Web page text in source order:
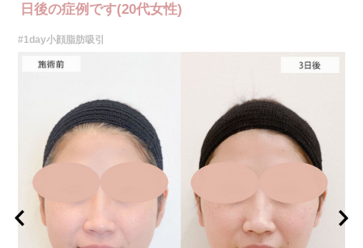
日後の症例です(20代女性)
#1day小顔脂肪吸引